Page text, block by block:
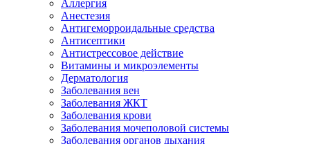
Аллергия
Анестезия
Антигеморроидальные средства
Антисептики
Антистрессовое действие
Витамины и микроэлементы
Дерматология
Заболевания вен
Заболевания ЖКТ
Заболевания крови
Заболевания мочеполовой системы
Заболевания органов дыхания